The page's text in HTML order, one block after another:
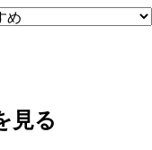
見る